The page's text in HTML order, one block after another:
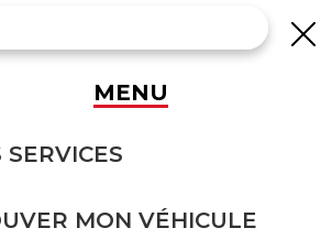
PARIS
À PARIS
MENU
SERVICES
MON VÉHICULE